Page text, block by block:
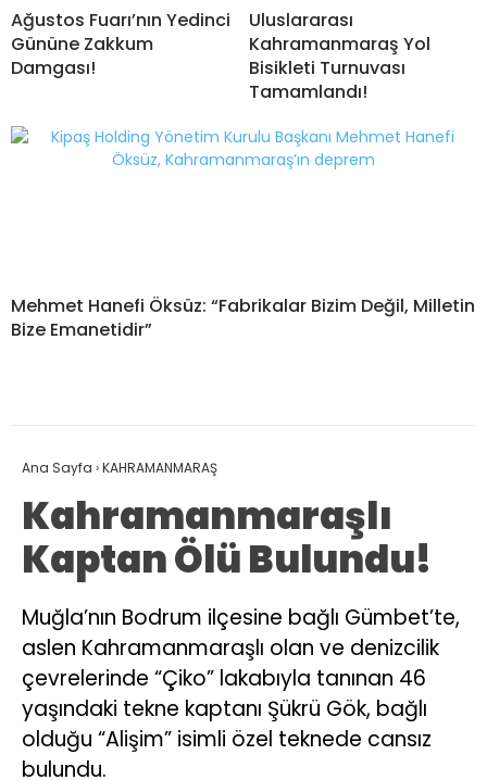
Ağustos Fuarı’nın Yedinci
Gününe Zakkum
Damgası!
Uluslararası
Kahramanmaraş Yol
Bisikleti Turnuvası
Tamamlandı!
Mehmet Hanefi Öksüz: “Fabrikalar Bizim Değil, Milletin
Bize Emanetidir”
Ana Sayfa ›KAHRAMANMARAŞ
Kahramanmaraşlı
Kaptan Ölü Bulundu!
Muğla’nın Bodrum ilçesine bağlı Gümbet’te,
aslen Kahramanmaraşlı olan ve denizcilik
çevrelerinde “Çiko” lakabıyla tanınan 46
yaşındaki tekne kaptanı Şükrü Gök, bağlı
olduğu “Alişim” isimli özel teknede cansız
bulundu.